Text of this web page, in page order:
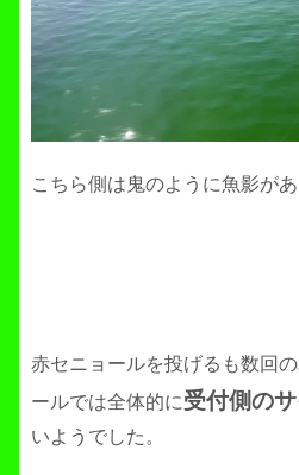
こちら側は鬼のように魚影があ
赤セニョールを投げるも数回
ールでは全体的に受付側の
いようでした。